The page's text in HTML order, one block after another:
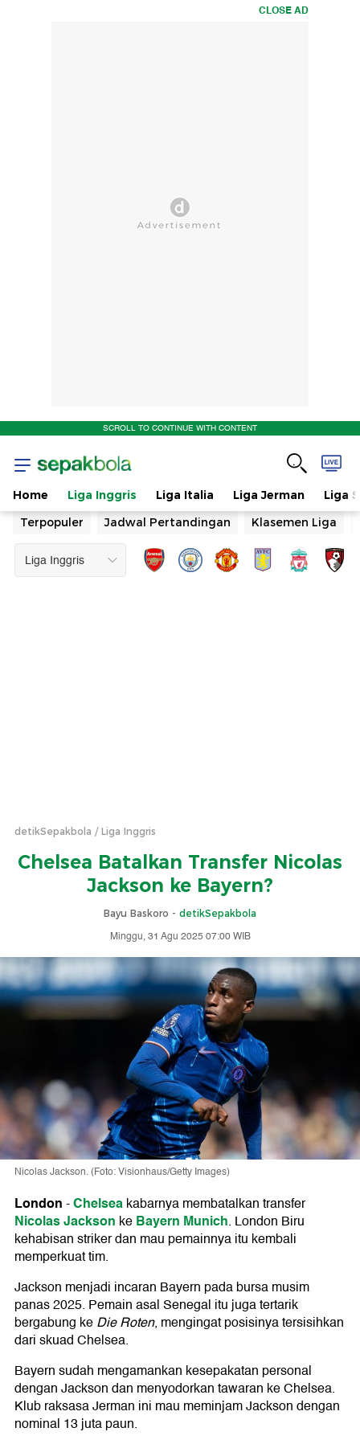
CLOSE AD
SCROLL TO CONTINUE WITH CONTENT
Home Liga Inggris Liga Italia Liga Jerman
Liga
Terpopuler
Jadwal Pertandingan Klasemen Liga
detikSepakbola Liga Inggris
Chelsea Batalkan Transfer Nicolas
Jackson ke Bayern?
Bayu Baskoro - detikSepakbola
Minggu, 31 Agu 2025 07:00 WIB
Nicolas Jackson. (Foto: Visionhaus/Getty Images)
London-Chelseakabarnya membatalkan transfer
Nicolas Jackson keBayern Munich. London Biru
kehabisan striker dan mau pemainnya itu kembali
memperkuat tim.
Jackson menjadi incaran Bayern pada bursa musim
panas 2025. Pemain asal Senegal itu juga tertarik
bergabung keDie Roten, mengingat posisinya tersisihkan
dari skuad Chelsea.
Bayern sudah mengamankan kesepakatan personal
dengan Jackson dan menyodorkan tawaran ke Chelsea.
Klub raksasa Jerman ini mau meminjam Jackson dengan
nominal 13 juta paun.